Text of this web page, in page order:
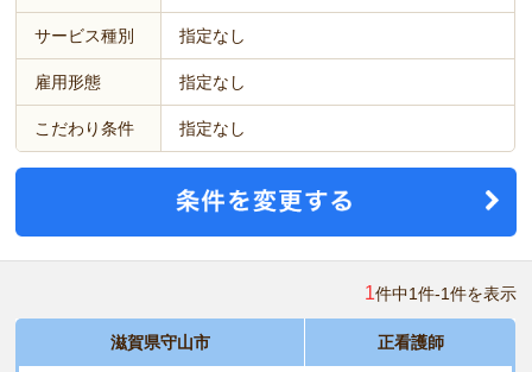
サービス種別 指定なし
雇用形態 指定なし
こだわり条件 指定なし
1件中1件-1件を表示
滋賀県守山市 正看護師